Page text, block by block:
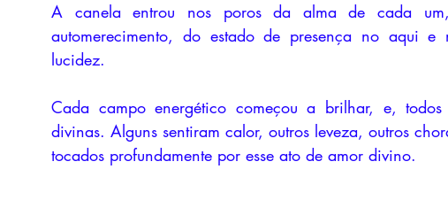
A canela entrou nos poros da alma de cada
automerecimento, do estado de presença no aqui
lucidez.
Cada campo energético começou a brilhar, e, todos
divinas. Alguns sentiram calor, outros leveza, outros
tocados profundamente por esse ato de amor divino.